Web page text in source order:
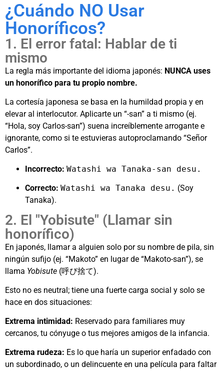
¿Cuándo NO Usar
Honoríficos?
1. El error fatal: Hablar de ti
mismo
La regla más importante del idioma japonés: NUNCA uses
un honorífico para tu propio nombre.
La cortesía japonesa se basa en la humildad propia y en
elevar al interlocutor. Aplicarte un “-san” a ti mismo (ej.
“Hola, soy Carlos-san”) suena increíblemente arrogante e
ignorante, como si te estuvieras autoproclamando “Señor
Carlos”.
Incorrecto: Watashi wa Tanaka-san desu.
Correcto: Watashi wa Tanaka desu. (Soy
Tanaka).
2. El "Yobisute" (Llamar sin
honorífico)
En japonés, llamar a alguien solo por su nombre de pila, sin
ningún sufijo (ej. “Makoto” en lugar de “Makoto-san”), se
llama Yobisute (呼び捨て).
Esto no es neutral; tiene una fuerte carga social y solo se
hace en dos situaciones:
Extrema intimidad: Reservado para familiares muy
cercanos, tu cónyuge o tus mejores amigos de la infancia.
Extrema rudeza: Es lo que haría un superior enfadado con
un subordinado, o un delincuente en una película para faltar